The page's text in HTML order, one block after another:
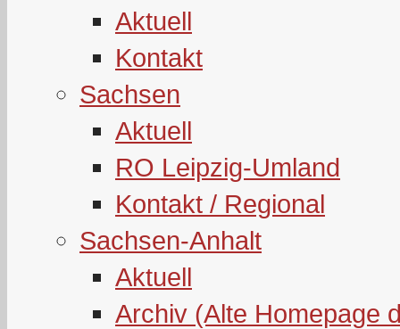
Aktuell
Kontakt
Sachsen
Aktuell
RO Leipzig-Umland
Kontakt / Regional
Sachsen-Anhalt
Aktuell
Archiv (Alte Homepage